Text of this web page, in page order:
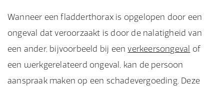
Wanneer een fladderthorax is opgelopen door een
ongeval dat veroorzaakt is door de nalatigheid van
een ander, bijvoorbeeld bij eenverkeersongeval of
een werkgerelateerd ongeval, kan de persoon
aanspraak maken op een schadevergoeding. Deze